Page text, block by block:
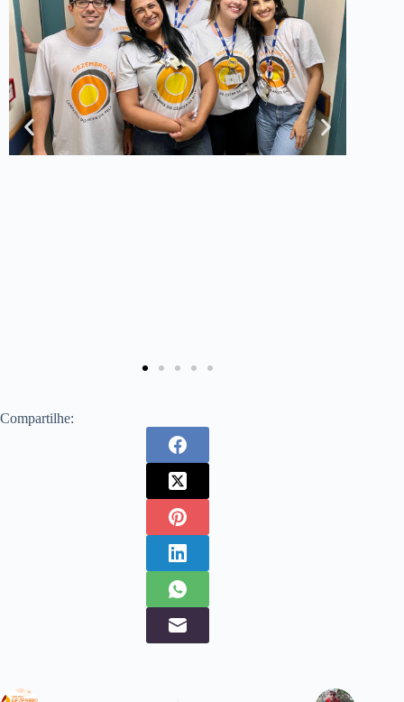
Compartilhe: